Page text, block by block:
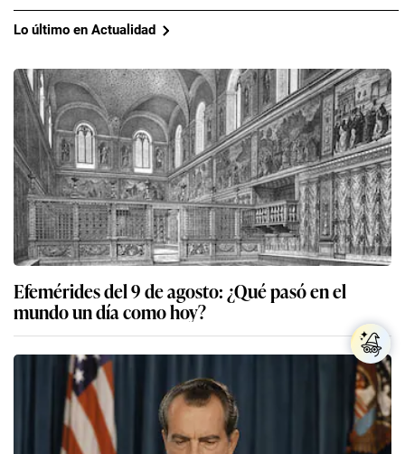
Lo último en Actualidad
Efemérides del 9 de agosto: ¿Qué pasó en el
mundo un día como hoy?